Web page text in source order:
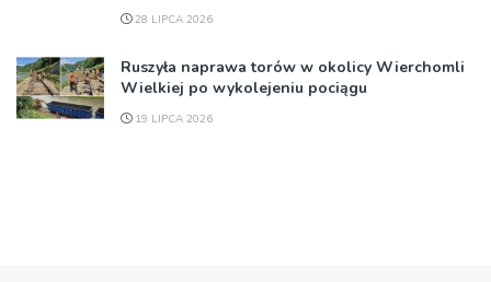
28 LIPCA 2026
Ruszyła naprawa torów w okolicy Wierchomli
Wielkiej po wykolejeniu pociągu
19 LIPCA 2026